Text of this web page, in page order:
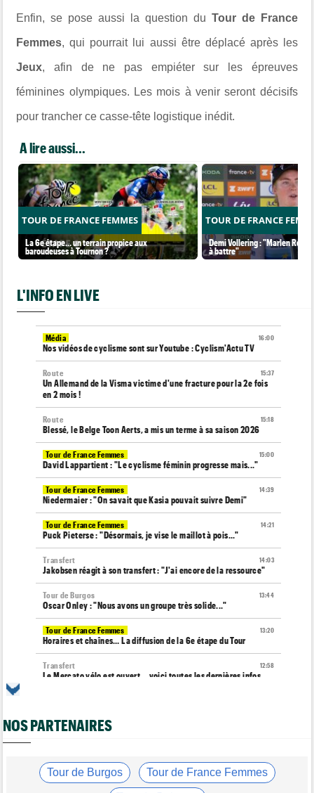
Enfin, se pose aussi la question du Tour de France
Femmes, qui pourrait lui aussi être déplacé après les
Jeux, afin de ne pas empiéter sur les épreuves
féminines olympiques. Les mois à venir seront décisifs
pour trancher ce casse-tête logistique inédit.
A lire aussi...
TOUR DE FRANCE FEMMES
La 6e étape… un terrain propice aux
baroudeuses à Tournon ?
TOUR DE FRANCE
Demi Vollering : "Marlen
à battre"
L'INFO EN LIVE
16:00
Média
Nos vidéos de cyclisme sont sur Youtube : Cyclism'Actu TV
15:37
Route
Un Allemand de la Visma victime d'une fracture pour la 2e fois
en 2 mois !
15:18
Route
Blessé, le Belge Toon Aerts, a mis un terme à sa saison 2026
15:00
Tour de France Femmes
David Lappartient : "Le cyclisme féminin progresse mais..."
14:39
Tour de France Femmes
Niedermaier : "On savait que Kasia pouvait suivre Demi"
14:21
Tour de France Femmes
Puck Pieterse : "Désormais, je vise le maillot à pois..."
14:03
Transfert
Jakobsen réagit à son transfert : "J'ai encore de la ressource"
13:44
Tour de Burgos
Oscar Onley : "Nous avons un groupe très solide..."
13:20
Tour de France Femmes
Horaires et chaînes… La diffusion de la 6e étape du Tour
12:58
Transfert
Le Mercato vélo est ouvert... voici toutes les dernières infos
c'est ici !
12:04
Tour de France Femmes
NOS PARTENAIRES
Tour de Burgos Tour de France Femmes